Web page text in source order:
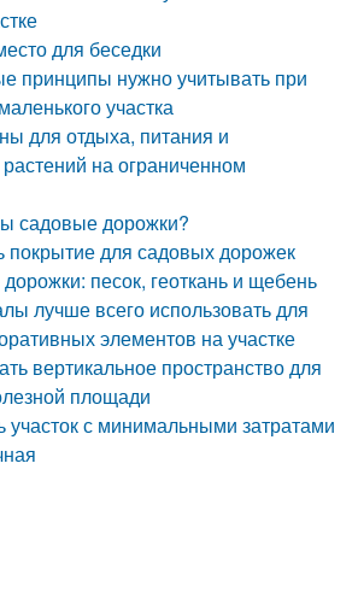
для беседки
принципы нужно учитывать при
участка
для отдыха, питания и
на ограниченном
садовые дорожки?
покрытие для садовых дорожек
песок, геоткань и щебень
лучше всего использовать для
элементов на участке
вертикальное пространство для
площади
участок с минимальными затратами